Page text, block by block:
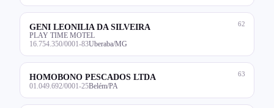
62
GENI LEONILIA DA SILVEIRA
PLAY TIME MOTEL
16.754.350/0001-83Uberaba/MG
63
HOMOBONO PESCADOS LTDA
01.049.692/0001-25Belém/PA